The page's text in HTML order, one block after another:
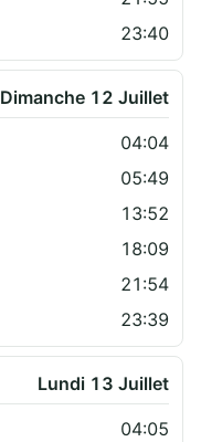
23:40
Dimanche 12 Juillet
04:04
05:49
13:52
18:09
21:54
23:39
Lundi 13 Juillet
04:05